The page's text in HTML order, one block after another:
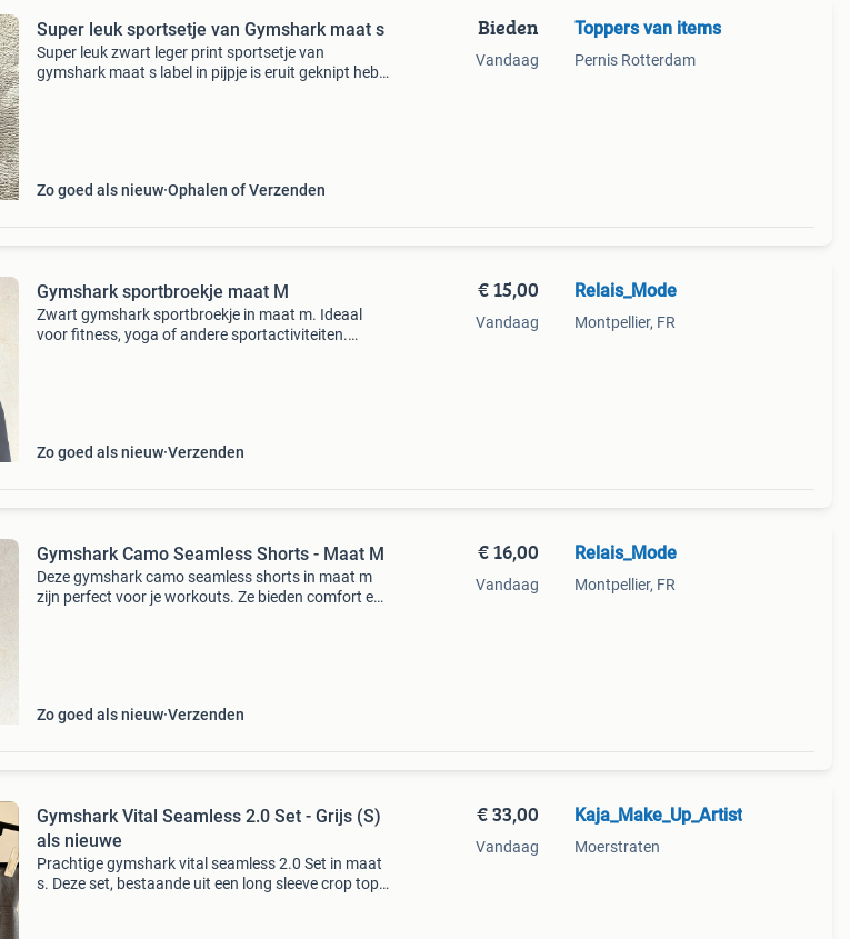
Super leuk sportsetje van Gymshark maat s
Super leuk zwart leger print sportsetje van
gymshark maat s label in pijpje is eruit geknipt heb
Zo goed als nieuw Ophalen of Verzenden
Bieden
Vandaag
Toppers van items
Pernis Rotterdam
Gymshark sportbroekje maat M
Zwart gymshark sportbroekje in maat m. Ideaal
voor fitness, yoga of andere sportactiviteiten.
Zo goed als nieuw Verzenden
€ 15,00
Vandaag
Relais_Mode
Montpellier, FR
Gymshark Camo Seamless Shorts - Maat M
Deze gymshark camo seamless shorts in maat m
zijn perfect voor je workouts. Ze bieden comfort en
Zo goed als nieuw Verzenden
€ 16,00
Vandaag
Relais_Mode
Montpellier, FR
Gymshark Vital Seamless 2.0 Set - Grijs (S)
als nieuwe
Prachtige gymshark vital seamless 2.0 Set in maat
s. Deze set, bestaande uit een long sleeve crop top
€ 33,00
Vandaag
Kaja_Make_Up_Artist
Moerstraten